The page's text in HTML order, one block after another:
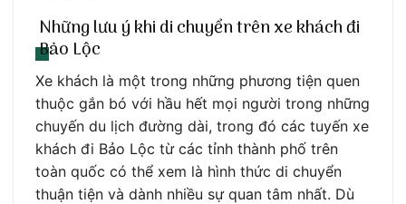
Những lưu ý khi di chuyển trên xe khách đi
Bảo Lộc
Xe khách là một trong những phương tiện quen
thuộc gắn bó với hầu hết mọi người trong những
chuyến du lịch đường dài, trong đó các tuyến xe
khách đi Bảo Lộc từ các tỉnh thành phố trên
toàn quốc có thể xem là hình thức di chuyển
thuận tiện và dành nhiều sự quan tâm nhất. Dù